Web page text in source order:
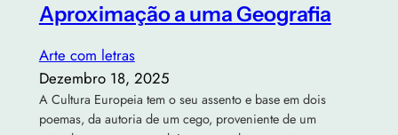
Aproximação a uma Geografia
Arte com letras
Dezembro 18, 2025
A Cultura Europeia tem o seu assento e base em dois
poemas, da autoria de um cego, proveniente de um